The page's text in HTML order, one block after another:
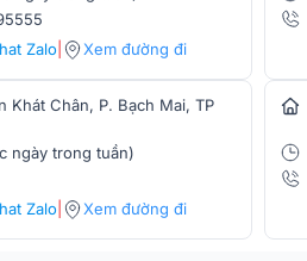
nguyên chất, không chứa
là một lớp nhựa PVC chất lượng
lượng cao
Zalo| Xem đường đi
Khát Chân, P. Bạch Mai, TP
ngày trong tuần)
Zalo| Xem đường đi